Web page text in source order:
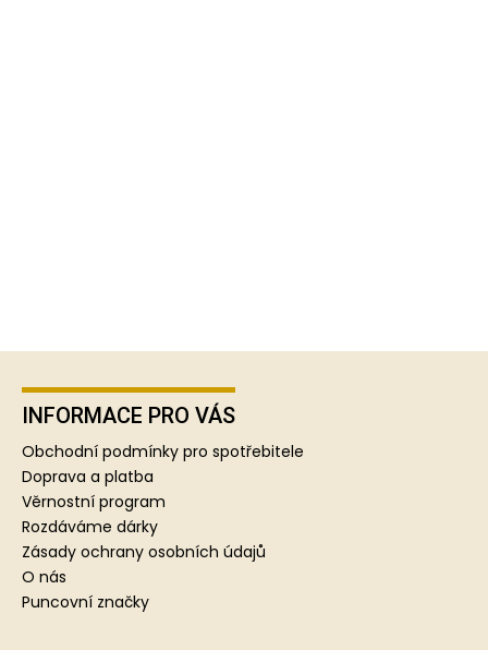
Z
INFORMACE PRO VÁS
Obchodní podmínky pro spotřebitele
Doprava a platba
Věrnostní program
Rozdáváme dárky
Zásady ochrany osobních údajů
O nás
Puncovní značky